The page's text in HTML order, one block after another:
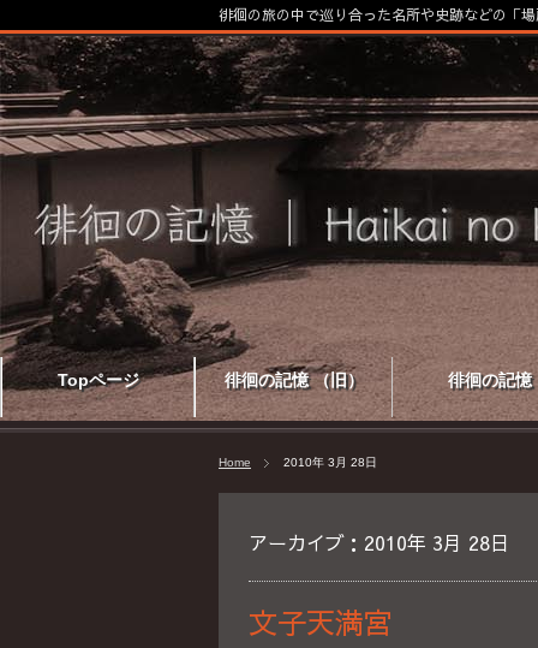
Topページ 徘徊の記憶 （旧） 徘徊の記憶
徘徊の旅の中で巡り合った名所や史跡などの「
Home 2010年 3月 28日
アーカイブ：2010年 3月 28日
文子天満宮